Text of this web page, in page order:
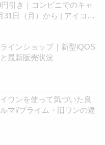
引き｜コンビニでのキャ
31日（月）から | アイコス
インショップ｜新型iQOS
最新販売状況
ワンを使って気づいた良
マi/プライム・旧ワンの違